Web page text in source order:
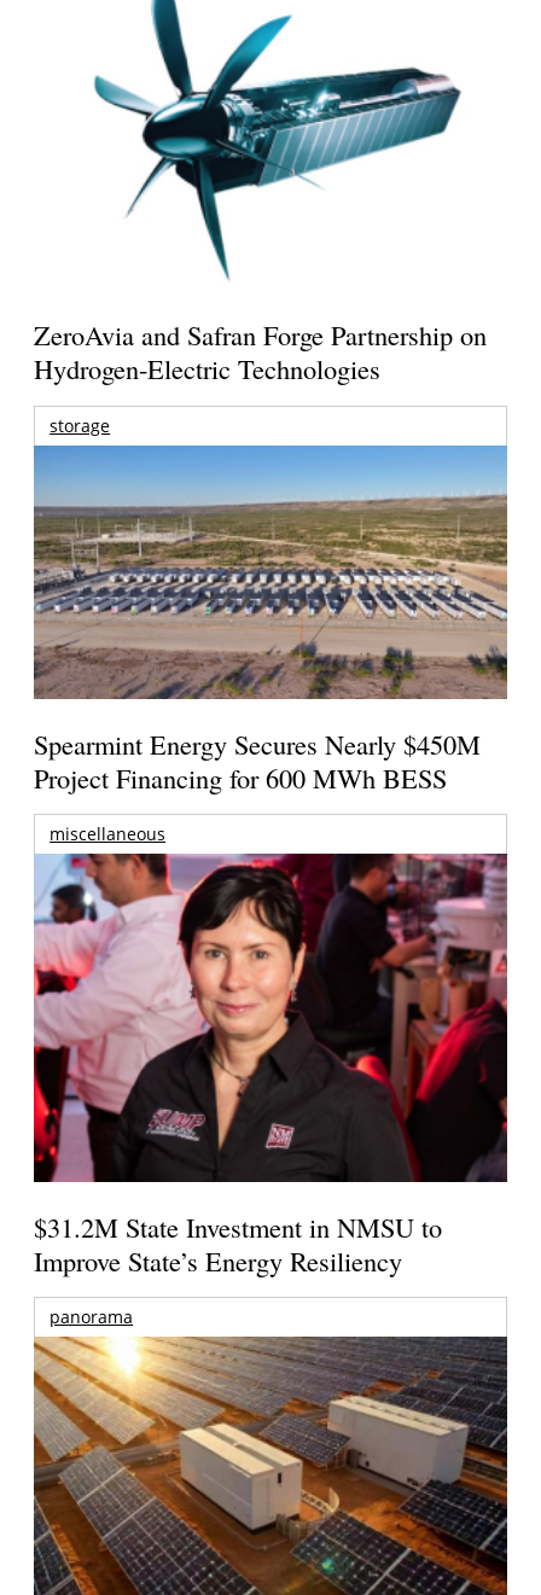
ZeroAvia and Safran Forge Partnership on
Hydrogen-Electric Technologies
storage
Spearmint Energy Secures Nearly $450M
Project Financing for 600 MWh BESS
miscellaneous
$31.2M State Investment in NMSU to
Improve State’s Energy Resiliency
panorama